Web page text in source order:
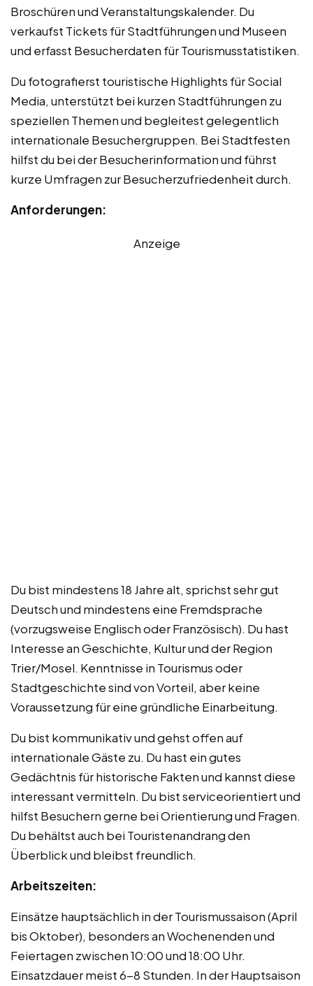
Broschüren und Veranstaltungskalender. Du
verkaufst Tickets für Stadtführungen und Museen
und erfasst Besucherdaten für Tourismusstatistiken.
Du fotografierst touristische Highlights für Social
Media, unterstützt bei kurzen Stadtführungen zu
speziellen Themen und begleitest gelegentlich
internationale Besuchergruppen. Bei Stadtfesten
hilfst du bei der Besucherinformation und führst
kurze Umfragen zur Besucherzufriedenheit durch.
Anforderungen:
Anzeige
Du bist mindestens 18 Jahre alt, sprichst sehr gut
Deutsch und mindestens eine Fremdsprache
(vorzugsweise Englisch oder Französisch). Du hast
Interesse an Geschichte, Kultur und der Region
Trier/Mosel. Kenntnisse in Tourismus oder
Stadtgeschichte sind von Vorteil, aber keine
Voraussetzung für eine gründliche Einarbeitung.
Du bist kommunikativ und gehst offen auf
internationale Gäste zu. Du hast ein gutes
Gedächtnis für historische Fakten und kannst diese
interessant vermitteln. Du bist serviceorientiert und
hilfst Besuchern gerne bei Orientierung und Fragen.
Du behältst auch bei Touristenandrang den
Überblick und bleibst freundlich.
Arbeitszeiten:
Einsätze hauptsächlich in der Tourismussaison (April
bis Oktober), besonders an Wochenenden und
Feiertagen zwischen 10:00 und 18:00 Uhr.
Einsatzdauer meist 6-8 Stunden. In der Hauptsaison